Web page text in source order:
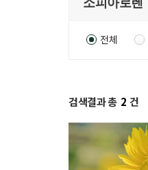
전체
검색결과 총 2 건